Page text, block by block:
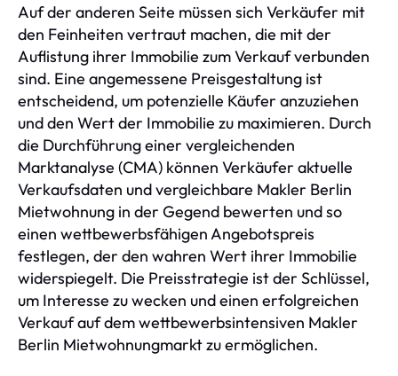
Auf der anderen Seite müssen sich Verkäufer mit
den Feinheiten vertraut machen, die mit der
Auflistung ihrer Immobilie zum Verkauf verbunden
sind. Eine angemessene Preisgestaltung ist
entscheidend, um potenzielle Käufer anzuziehen
und den Wert der Immobilie zu maximieren. Durch
die Durchführung einer vergleichenden
Marktanalyse (CMA) können Verkäufer aktuelle
Verkaufsdaten und vergleichbare Makler Berlin
Mietwohnung in der Gegend bewerten und so
einen wettbewerbsfähigen Angebotspreis
festlegen, der den wahren Wert ihrer Immobilie
widerspiegelt. Die Preisstrategie ist der Schlüssel,
um Interesse zu wecken und einen erfolgreichen
Verkauf auf dem wettbewerbsintensiven Makler
Berlin Mietwohnungmarkt zu ermöglichen.